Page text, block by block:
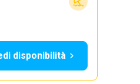
disponibilità